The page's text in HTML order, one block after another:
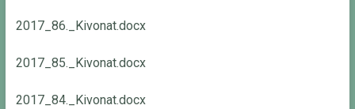
2017_86._Kivonat.docx
2017_85._Kivonat.docx
2017_84._Kivonat.docx